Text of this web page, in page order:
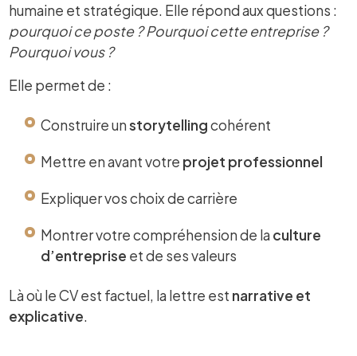
humaine et stratégique. Elle répond aux questions :
pourquoi ce poste ? Pourquoi cette entreprise ?
Pourquoi vous ?
Elle permet de :
Construire unstorytellingcohérent
Mettre en avant votre projet professionnel
Expliquer vos choix de carrière
Montrer votre compréhension de la culture
d’entreprise et de ses valeurs
Là où le CV est factuel, la lettre est narrative et
explicative.